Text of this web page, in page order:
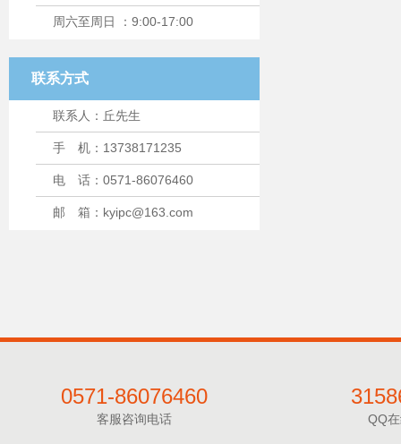
周六至周日 ：9:00-17:00
联系方式
联系人：丘先生
手 机：13738171235
电 话：0571-86076460
邮 箱：kyipc@163.com
0571-86076460
客服咨询电话 QQ